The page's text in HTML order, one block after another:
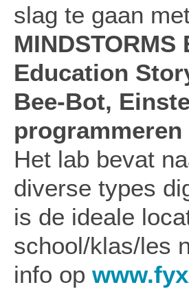
slag te gaan
Education
Bee-Bot,
Het lab bevat
diverse types
is de ideale
school/klas/les
info op